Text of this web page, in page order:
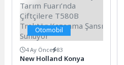
Otomobil
4 Ay Önce 83
New Holland Konya